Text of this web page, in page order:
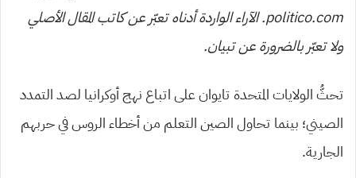
politico.com. الآراء الواردة أدناه تعبّر عن كاتب المقال الأصلي
ولا تعبّر بالضرورة عن تبيان.
تحثُّ الولايات المتحدة تايوان على اتباع نهج أوكرانيا لصد التمدد
الصيني؛ بينما تحاول الصين التعلم من أخطاء الروس في حربهم
الجارية.